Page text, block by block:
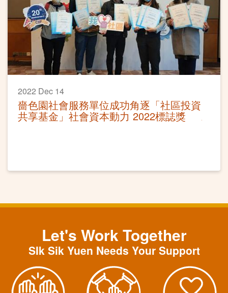
2022 Dec 14
嗇色園社會服務單位成功角逐「社區投資
共享基金」社會資本動力 2022標誌獎
Let's Work Together
SIk Sik Yuen Needs Your Support